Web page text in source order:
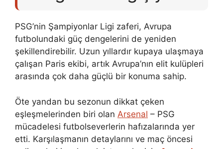
PSG’nin Şampiyonlar Ligi zaferi, Avrupa
futbolundaki güç dengelerini de yeniden
şekillendirebilir. Uzun yıllardır kupaya ulaşmaya
çalışan Paris ekibi, artık Avrupa’nın elit kulüpleri
arasında çok daha güçlü bir konuma sahip.
Öte yandan bu sezonun dikkat çeken
eşleşmelerinden biri olan Arsenal – PSG
mücadelesi futbolseverlerin hafızalarında yer
etti. Karşılaşmanın detaylarını ve maç öncesi